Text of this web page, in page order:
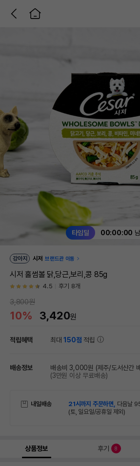
타임딜 00:00:00
강아지 시저 브랜드관 이동
시저 홀썸볼 닭,당근,보리,콩 85g
4.5 후기 8개
3,800원
10% 3,420원
적립혜택 최대150점 적립
배송정보 배송비 3,000원 (제주/도서산간
(3만원 이상 무료배송)
내일배송 21시까지 주문하면, 다음날
(토, 일요일/공휴일 제외)
상품정보 후기 8